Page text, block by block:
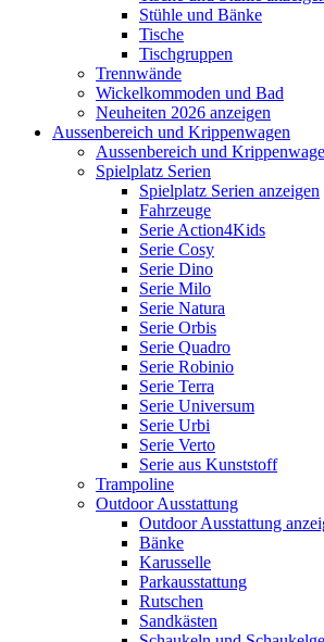
Stühle und Bänke
Tische
Tischgruppen
Trennwände
Wickelkommoden und Bad
Neuheiten 2026 anzeigen
Aussenbereich und Krippenwagen
Aussenbereich und
Spielplatz Serien
Spielplatz Serien anzeigen
Fahrzeuge
Serie Action4Kids
Serie Cosy
Serie Dino
Serie Milo
Serie Natura
Serie Orbis
Serie Quadro
Serie Robinio
Serie Terra
Serie Universum
Serie Urbi
Serie Verto
Serie aus Kunststoff
Trampoline
Outdoor Ausstattung
Outdoor Ausstattung
Bänke
Karusselle
Parkausstattung
Rutschen
Sandkästen